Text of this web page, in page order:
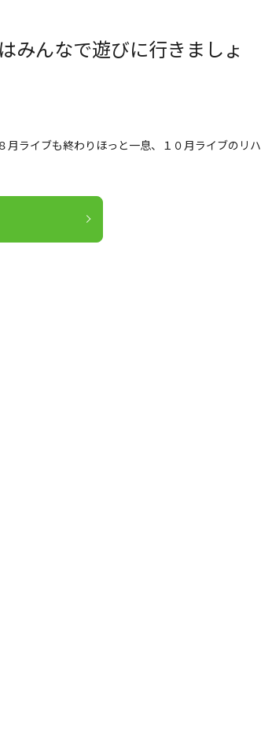
みんなで遊びに行きましょ
ライブも終わりほっと一息、１０月ライブのリハ